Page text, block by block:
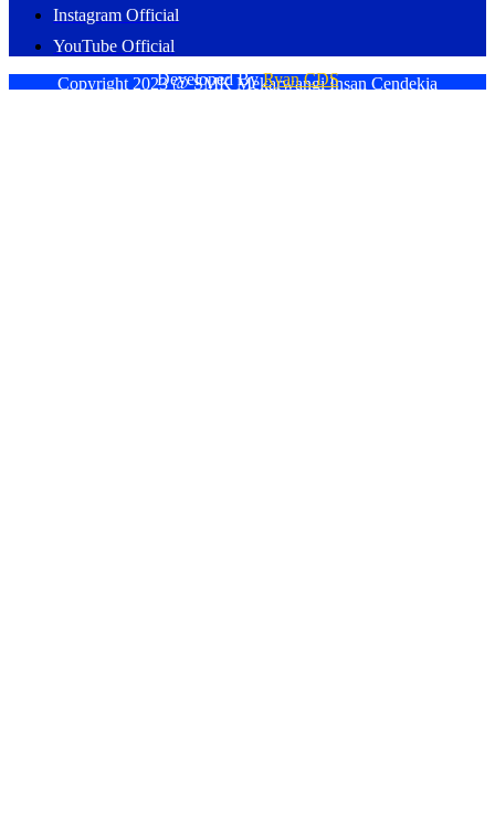
Instagram Official
YouTube Official
Copyright 2023 @ SMK Mekarwangi Insan Cendekia
Developed By Ryan CDS